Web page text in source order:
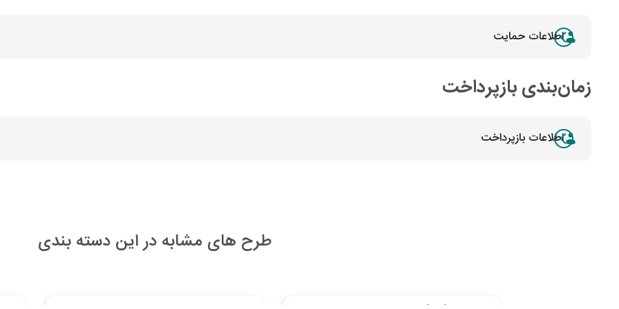
اطلاعات حمایت
زمان‌بندی بازپرداخت
اطلاعات بازپرداخت
طرح های مشابه در این دسته بندی